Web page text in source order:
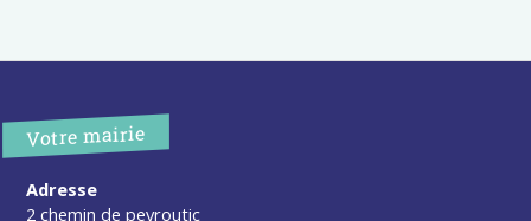
Votre mairie
Adresse
2 chemin de peyroutic